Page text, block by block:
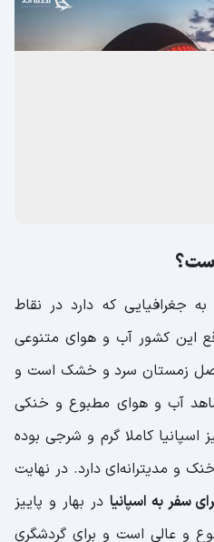
جغرافیایی که دارد در نقاط
این کشور آب و هوای متنوعی
فصل زمستان سرد و خشک است و
آب و هوای مطبوع و خنکی
کاملا گرم و شرجی بوده
و مدیترانه‌ای دارد. در نهایت
سفر به اسپانیا در بهار و پاییز
و عالی است و برای گردشگری